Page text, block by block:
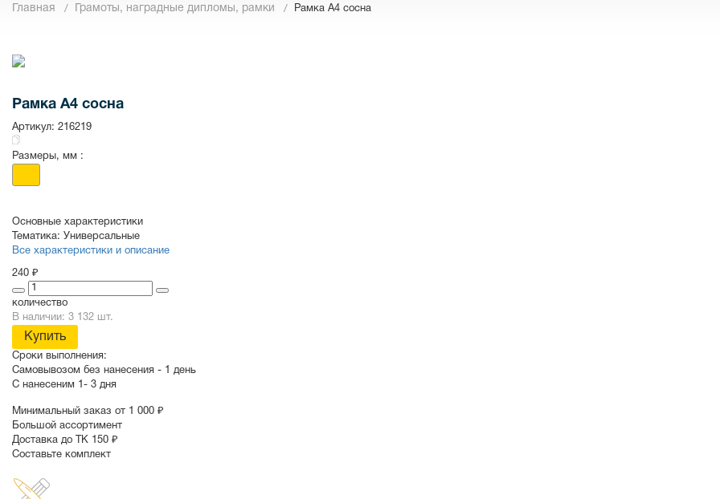
Главная Грамоты, наградные дипломы, рамки Рамка A4 сосна
Рамка A4 сосна
Артикул: 216219
Размеры, мм :
Основные характеристики
Тематика: Универсальные
Все характеристики и описание
240 ₽
количество
В наличии: 3 132 шт.
Купить
Сроки выполнения:
Самовывозом без нанесения - 1 день
С нанесеним 1- 3 дня
Минимальный заказ от 1 000 ₽
Большой ассортимент
Доставка до ТК 150 ₽
Составьте комплект